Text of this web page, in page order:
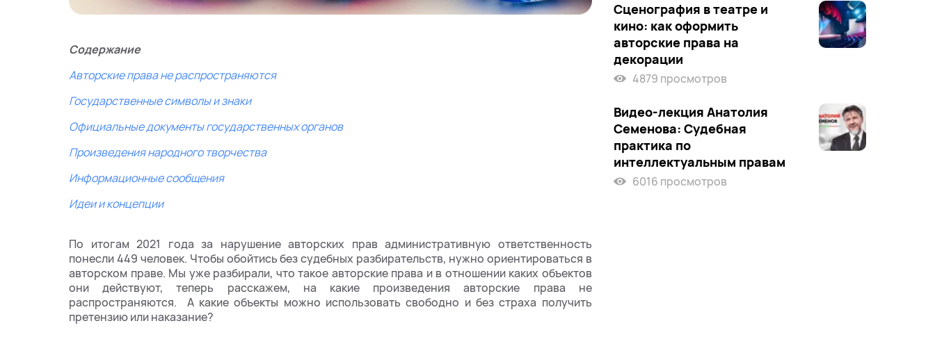
Содержание
Авторские права не распространяются
Государственные символы и знаки
Официальные документы государственных органов
Произведения народного творчества
Информационные сообщения
Идеи и концепции
По итогам 2021 года за нарушение авторских прав административную ответственность
понесли 449 человек. Чтобы обойтись без судебных разбирательств, нужно ориентироваться в
авторском праве. Мы уже разбирали, что такое авторские права и в отношении каких объектов
они действуют, теперь расскажем, на какие произведения авторские права не
распространяются. А какие объекты можно использовать свободно и без страха получить
претензию или наказание?
Сценография в театре и
кино: как оформить
авторские права на
декорации
4879 просмотров
Видео-лекция Анатолия
Семенова: Судебная
практика по
интеллектуальным правам
6016 просмотров